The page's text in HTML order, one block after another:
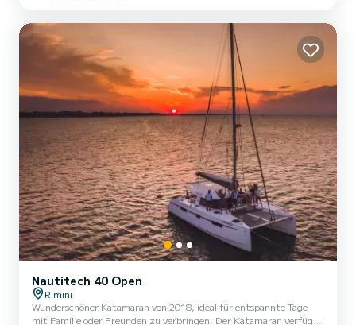
Nautitech 40 Open
Rimini
Wunderschöner Katamaran von 2018, ideal für entspannte Tage
mit Familie oder Freunden zu verbringen. Der Katamaran verfügt